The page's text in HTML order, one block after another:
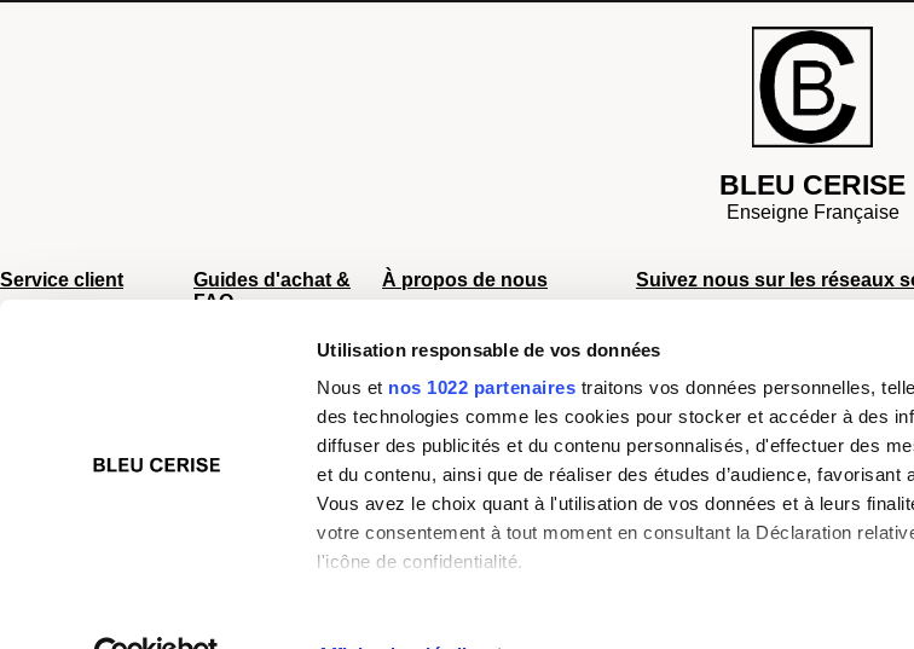
Utilisation responsable de vos données
Nous et nos 1022 partenaires traitons vos données personnelles,
des technologies comme les cookies pour stocker et accéder à des
diffuser des publicités et du contenu personnalisés, d'effectuer des
et du contenu, ainsi que de réaliser des études d’audience,
Vous avez le choix quant à l'utilisation de vos données et à leurs
votre consentement à tout moment en consultant la Déclaration
l'icône de confidentialité.
BLEU CERISE
Enseigne Française
Service client
Guides d'achat &
FAQ
Bagagerie
Choisir un cadenas
À propos de nous
Chiffres clés
Mentions légales
Plan du site
Paiement sécurisé
Suivez nous sur les réseaux
Facebook Instagram TikTok
Moyens de paiement